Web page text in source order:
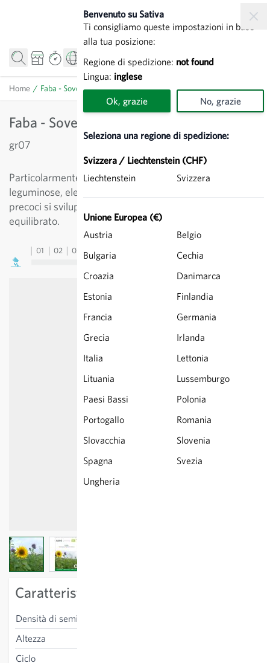
Benvenuto su Sativa
Ti consigliamo queste impostazioni in base
alla tua posizione:
Regione di spedizione: not found
Lingua: inglese
Ok, grazie No, grazie
Seleziona una regione di spedizione:
Svizzera / Liechtenstein (CHF)
Liechtenstein
Svizzera
Unione Europea (€)
Austria
Belgio
Bulgaria
Cechia
Croazia
Danimarca
Estonia
Finlandia
Francia
Germania
Grecia
Irlanda
Italia
Lettonia
Lituania
Lussemburgo
Paesi Bassi
Polonia
Portogallo
Romania
Slovacchia
Slovenia
Spagna
Svezia
Ungheria
Home / Faba - Sovescio
Faba - Sovescio
gr07
Particolarmente adatta come coltura precedente alle
leguminose, elevato sviluppo di humus. Dalle semine
precoci si sviluppa una ricca fioritura per un ecositema
equilibrato.
01 02 03 04 05 09 10
View larger imageView larger image
Caratteristiche specifiche della varietà
Densità di semina
Altezza
Ciclo